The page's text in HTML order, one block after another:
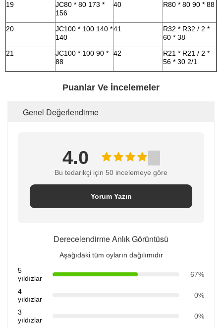
19
JC80 * 80 173 *
156
40 R80 * 80 90 * 88
20
JC100 * 100 140 *
140
41
R32 * R32 / 2 *
60 * 38
21
JC100 * 100 90 *
88
42
R21 * R21 / 2 *
56 * 30 2/1
Puanlar Ve İncelemeler
Genel Değerlendirme
4.0
Bu tedarikçi için 50 incelemeye göre
Yorum Yazın
Derecelendirme Anlık Görüntüsü
Aşağıdaki tüm oyların dağılımıdır
5
yıldızlar
67%
4
yıldızlar
0%
3
yıldızlar
0%